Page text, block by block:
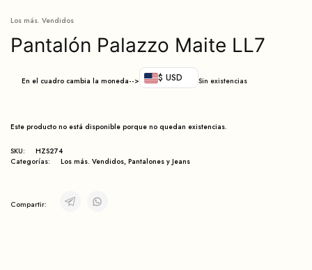
Los más. Vendidos
Pantalón Palazzo Maite LL7
En el cuadro cambia la moneda--> $ USD Sin existencias
Este producto no está disponible porque no quedan existencias.
SKU:
HZS274
Categorías:
Los más. Vendidos, Pantalones y Jeans
Compartir: